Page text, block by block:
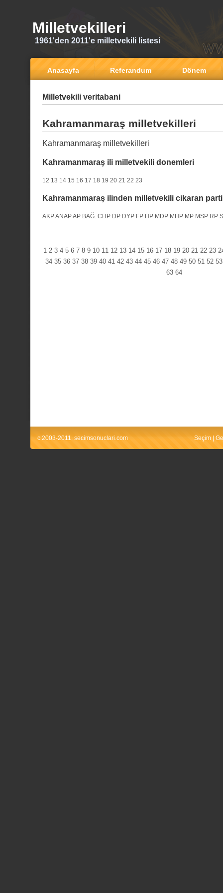
Milletvekilleri
1961'den 2011'e milletvekili listesi
Anasayfa Referandum Dönem
Milletvekili veritabani
Kahramanmaraş milletvekilleri
Kahramanmaraş milletvekilleri
Kahramanmaraş ili milletvekili donemleri
12 13 14 15 16 17 18 19 20 21 22 23
Kahramanmaraş ilinden milletvekili cikaran
AKPANAPAP BAĞ. CHP DP DYP FP HP MDP MHP MP MSP RP
1 2 3 4 5 6 7 8 9 10 11 12 13 14 15 16 17 18 19 20 21 22 23
34 35 36 37 38 39 40 41 42 43 44 45 46 47 48 49 50 51 52 53
63 64
c 2003-2011. secimsonuclari.com Seçim